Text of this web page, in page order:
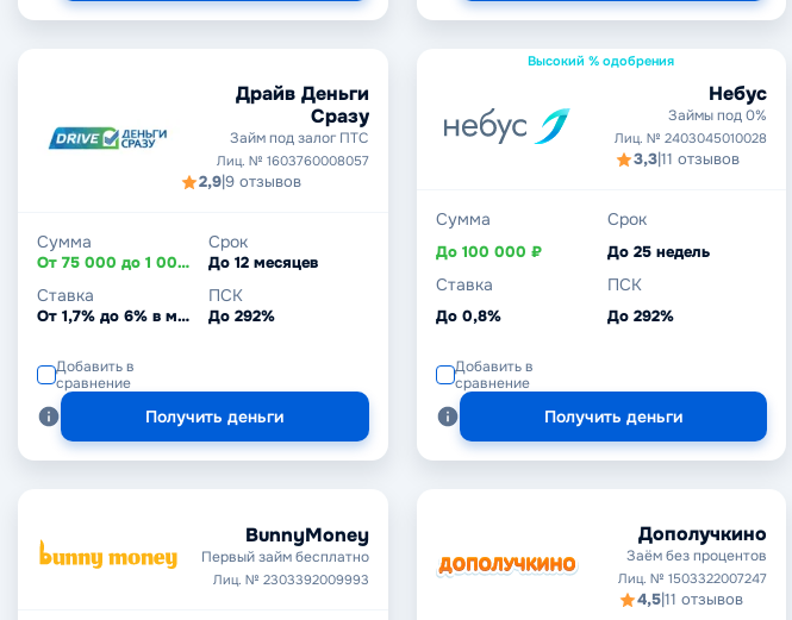
Драйв Деньги
Сразу
Займ под залог ПТС
Лиц. № 1603760008057
2,9|9 отзывов
Сумма
От 75 000 до 1 000 000 ₽
Срок
До 12 месяцев
Ставка
От 1,7% до 6% в месяц
ПСК
До 292%
Добавить в
сравнение
Получить деньги
Высокий % одобрения
Небус
Займы под 0%
Лиц. № 2403045010028
3,3|11 отзывов
Сумма
До 100 000 ₽
Срок
До 25 недель
Ставка
До 0,8%
ПСК
До 292%
Добавить в
сравнение
Получить деньги
BunnyMoney
Первый займ бесплатно
Лиц. № 2303392009993
Дополучкино
Заём без процентов
Лиц. № 1503322007247
4,5|11 отзывов